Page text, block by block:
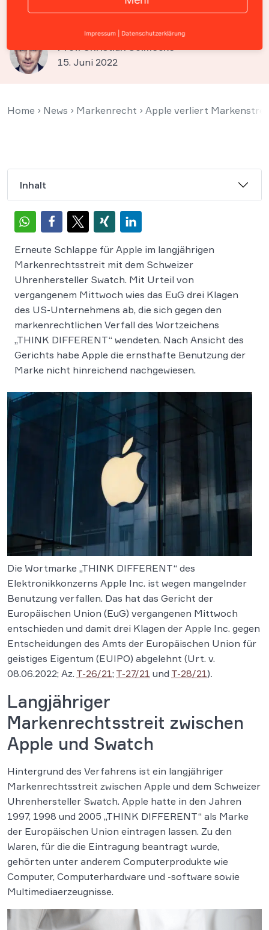
DIFFERENT“ rechtmäßig
Prof. Christian Solmecke
15. Juni 2022
Home › News › Markenrecht › Apple verliert
Inhalt
Erneute Schlappe für Apple im langjährigen
Markenrechtsstreit mit dem Schweizer
Uhrenhersteller Swatch. Mit Urteil von
vergangenem Mittwoch wies das EuG drei Klagen
des US-Unternehmens ab, die sich gegen den
markenrechtlichen Verfall des Wortzeichens
„THINK DIFFERENT“ wendeten. Nach Ansicht des
Gerichts habe Apple die ernsthafte Benutzung der
Marke nicht hinreichend nachgewiesen.
Die Wortmarke „THINK DIFFERENT“ des
Elektronikkonzerns Apple Inc. ist wegen mangelnder
Benutzung verfallen. Das hat das Gericht der
Europäischen Union (EuG) vergangenen Mittwoch
entschieden und damit drei Klagen der Apple Inc. gegen
Entscheidungen des Amts der Europäischen Union für
geistiges Eigentum (EUIPO) abgelehnt (Urt. v.
08.06.2022; Az. T-26/21; T-27/21 und T-28/21).
Langjähriger
Markenrechtsstreit zwischen
Apple und Swatch
Hintergrund des Verfahrens ist ein langjähriger
Markenrechtsstreit zwischen Apple und dem Schweizer
Uhrenhersteller Swatch. Apple hatte in den Jahren
1997, 1998 und 2005 „THINK DIFFERENT“ als Marke
der Europäischen Union eintragen lassen. Zu den
Waren, für die die Eintragung beantragt wurde,
gehörten unter anderem Computerprodukte wie
Computer, Computerhardware und -software sowie
Multimediaerzeugnisse.
Impressum Datenschutzerklärung